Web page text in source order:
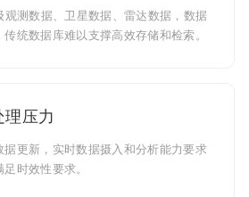
观测数据、卫星数据、雷达数据，数据
统数据库难以支撑高效存储和检索。
理压力
据更新，实时数据摄入和分析能力要求
时效性要求。